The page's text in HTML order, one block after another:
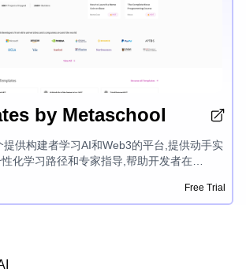
by Metaschool
供构建者学习AI和Web3的平台,提供动手实
化学习路径和专家指导,帮助开发者在
趣和简单,让开发者在激动人心的AI和区块链
品并发挥自身最大潜力。
Free Trial